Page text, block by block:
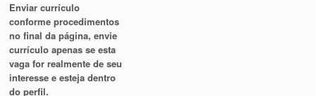
Enviar currículo
conforme procedimentos
no final da página, envie
currículo apenas se esta
vaga for realmente de seu
interesse e esteja dentro
do perfil.